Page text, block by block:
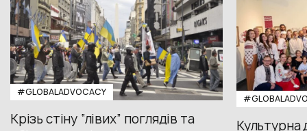
#GLOBALADVOCACY
Крізь стіну “лівих” поглядів та
Культурна